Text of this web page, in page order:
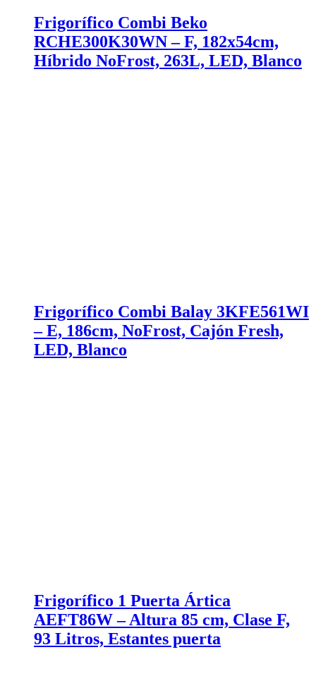
Frigorífico Combi Beko
RCHE300K30WN – F, 182x54cm,
Híbrido NoFrost, 263L, LED, Blanco
Frigorífico Combi Balay 3KFE561WI
– E, 186cm, NoFrost, Cajón Fresh,
LED, Blanco
Frigorífico 1 Puerta Ártica
AEFT86W – Altura 85 cm, Clase F,
93 Litros, Estantes puerta